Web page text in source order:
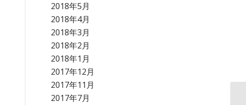
2018年5月
2018年4月
2018年3月
2018年2月
2018年1月
2017年12月
2017年11月
2017年7月